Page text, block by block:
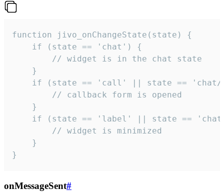
function jivo_onChangeState(state) {
    if (state == 'chat') {
        // widget is in the chat state
    }
if (state == 'call' || state ==
        // callback form is opened
    }
if (state == 'label' || state ==
        // widget is minimized
    }
}
onMessageSent#